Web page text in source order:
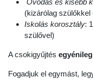
Óvodás és kisebb
(kizárólag szülőkkel
Iskolás korosztály:
szülővel)
A csokigyűjtés
Fogadjuk el egymást,